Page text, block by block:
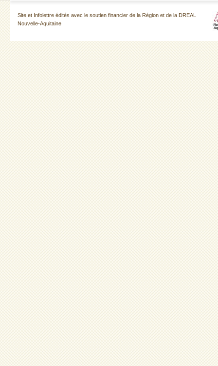
Site et Infolettre édités avec le soutien financier de la Région et de la DREAL
Nouvelle-Aquitaine